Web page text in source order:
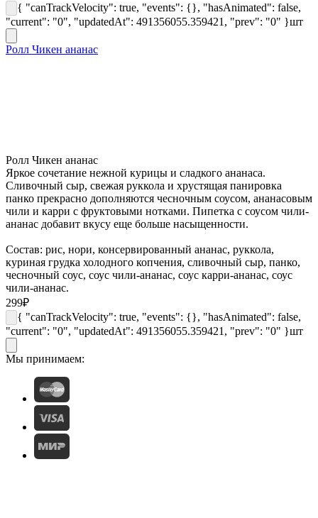
{ "canTrackVelocity": true, "events": {}, "hasAnimated": false,
"current": "0", "updatedAt": 491356055.359421, "prev": "0" }шт
Ролл Чикен ананас
Ролл Чикен ананас
Яркое сочетание нежной курицы и сладкого ананаса.
Сливочный сыр, свежая руккола и хрустящая панировка
панко прекрасно дополняются чесночным соусом, ананасовым
чили и карри с фруктовыми нотками. Пипетка с соусом чили-
ананас добавит вкусу еще больше насыщенности.
Состав: рис, нори, консервированный ананас, руккола,
куриная грудка холодного копчения, сливочный сыр, панко,
чесночный соус, соус чили-ананас, соус карри-ананас, соус
чили-ананас.
299₽
{ "canTrackVelocity": true, "events": {}, "hasAnimated": false,
"current": "0", "updatedAt": 491356055.359421, "prev": "0" }шт
Мы принимаем: